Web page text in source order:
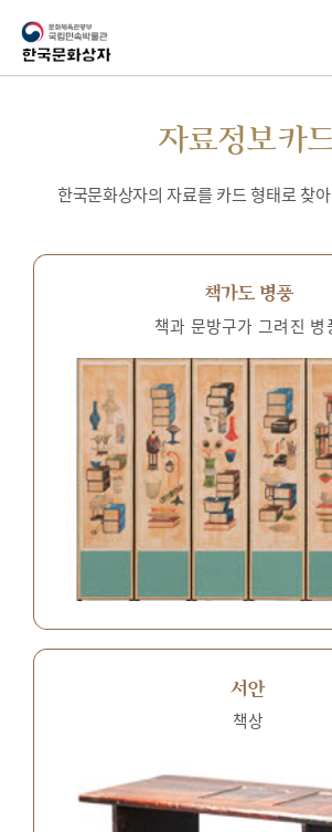
자료정보카
한국문화상자의 자료를 카드 형태로 찾
책가도 병풍
책과 문방구가 그려진 병
서안
책상